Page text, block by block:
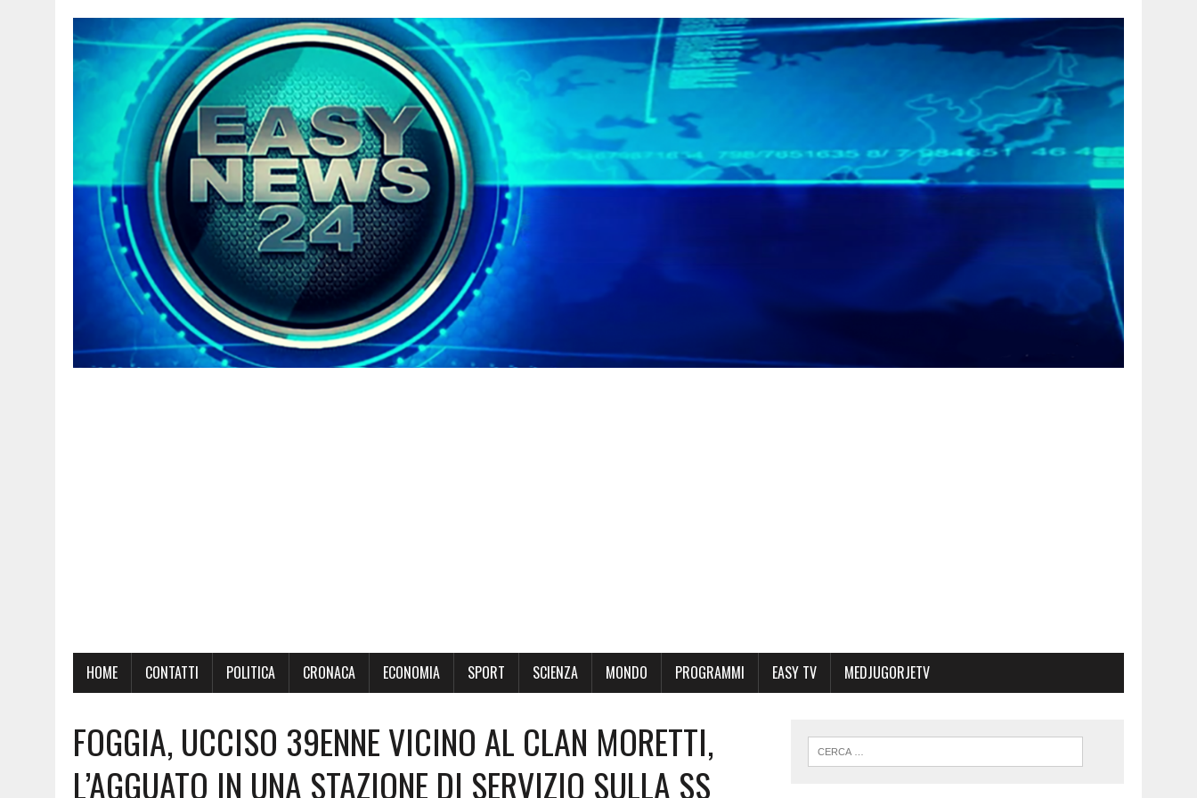
HOME CONTATTI POLITICA CRONACA ECONOMIA SPORT SCIENZA MONDO PROGRAMMI EASY TV MEDJUGORJETV
FOGGIA, UCCISO 39ENNE VICINO AL CLAN MORETTI,
L’AGGUATO IN UNA STAZIONE DI SERVIZIO SULLA SS